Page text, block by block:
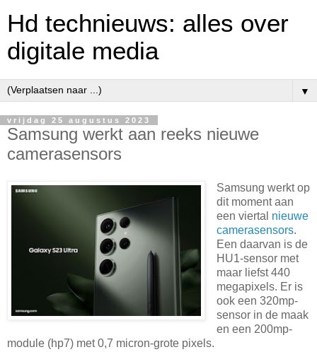
Hd technieuws: alles over
digitale media
▼
vrijdag 25 augustus 2023
Samsung werkt aan reeks nieuwe
camerasensors
Samsung werkt op
dit moment aan
een viertal nieuwe
camerasensors.
Een daarvan is de
HU1-sensor met
maar liefst 440
megapixels. Er is
ook een 320mp-
sensor in de maak
en een 200mp-
module (hp7) met 0,7 micron-grote pixels.